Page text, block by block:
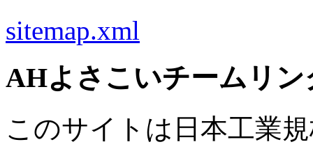
sitemap.xml
AHよさこいチームリ
このサイトは日本工業